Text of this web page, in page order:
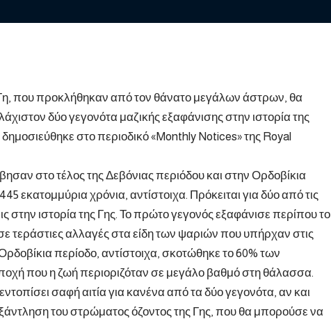
που προκλήθηκαν από τον θάνατο μεγάλων άστρων, θα
δύο γεγονότα μαζικής εξαφάνισης στην ιστορία της
στο περιοδικό «Monthly Notices» της Royal
στο τέλος της Δεβόνιας περιόδου και στην Ορδοβίκια
εκατομμύρια χρόνια, αντίστοιχα. Πρόκειται για δύο από τις
στην ιστορία της Γης. Το πρώτο γεγονός εξαφάνισε περίπου το
τεράστιες αλλαγές στα είδη των ψαριών που υπήρχαν στις
περίοδο, αντίστοιχα, σκοτώθηκε το 60% των
που η ζωή περιοριζόταν σε μεγάλο βαθμό στη θάλασσα.
σαφή αιτία για κανένα από τα δύο γεγονότα, αν και
του στρώματος όζοντος της Γης, που θα μπορούσε να